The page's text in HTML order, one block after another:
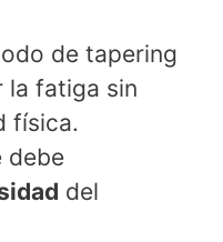
de tapering
la fatiga sin
física.
debe
del